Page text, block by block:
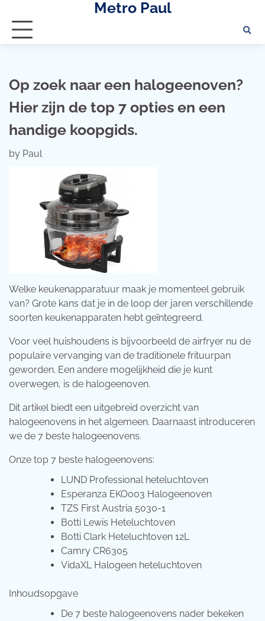
content
Metro Paul
Op zoek naar een halogeenoven?
Hier zijn de top 7 opties en een
handige koopgids.
by Paul
Welke keukenapparatuur maak je momenteel gebruik
van? Grote kans dat je in de loop der jaren verschillende
soorten keukenapparaten hebt geïntegreerd.
Voor veel huishoudens is bijvoorbeeld de airfryer nu de
populaire vervanging van de traditionele frituurpan
geworden. Een andere mogelijkheid die je kunt
overwegen, is de halogeenoven.
Dit artikel biedt een uitgebreid overzicht van
halogeenovens in het algemeen. Daarnaast introduceren
we de 7 beste halogeenovens.
Onze top 7 beste halogeenovens:
LUND Professional heteluchtoven
Esperanza EKO003 Halogeenoven
TZS First Austria 5030-1
Botti Lewis Heteluchtoven
Botti Clark Heteluchtoven 12L
Camry CR6305
VidaXL Halogeen heteluchtoven
Inhoudsopgave
De 7 beste halogeenovens nader bekeken